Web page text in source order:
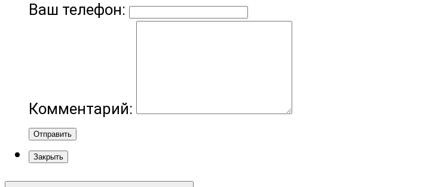
Ваш телефон:
Комментарий:
Отправить
Закрыть